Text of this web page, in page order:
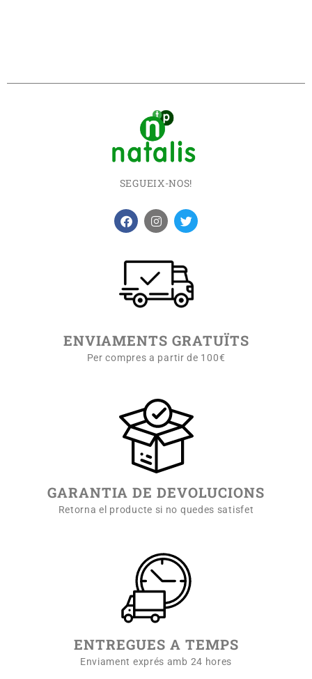
SEGUEIX-NOS!
ENVIAMENTS GRATUÏTS
Per compres a partir de 100€
GARANTIA DE DEVOLUCIONS
Retorna el producte si no quedes satisfet
ENTREGUES A TEMPS
Enviament exprés amb 24 hores